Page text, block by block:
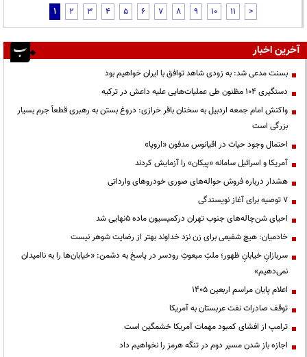
1 2 3 4 5 6 7 8 9 10 11 >
آخرین اخبار
بسنت مدعی شد: به زودی شاهد توافق با ایران خواهیم بود
دستگیری ۱۰۴ مظنون طی عملیات‌هایی علیه داعش در ترکیه
واکنش امام جمعه اردبیل به سخنان باقر خرازی: دروغ بستن به رهبری قطعاً جرم بسیار
بزرگی است
احتمال وجود حیات در اقیانوس مدفون «اروپا»
آمریکا و اسرائیل سامانه «پیکان» را آزمایش کردند
هشدار درباره فروش حواله‌های صوری خودروهای وارداتی
۷ توصیه برای آغاز نویسندگی
احیای شن‌چاله‌های جنوب تهران درکمیسیون ماده ۵نهایی شد
خادمیان: هیچ شفیعی برای زن نزد خداوند بهتر از رضایت شوهر نیست
سربازانِ خیابانِ ظهور؛ ملتِ مبعوثِ رودسر در پاسخ به دشمن: «خیابان‌ها را به ناامیدان
نمی‌دهیم»
اعلام پایان مراسم اربعین ۱۴۰۵
توقف صادرات نفت عربستان به آمریکا
ترامپ از افشای کمبود مهمات آمریکا خشمگین است
اجازه باز شدن مسیر دوم در تنگه هرمز را نخواهیم داد